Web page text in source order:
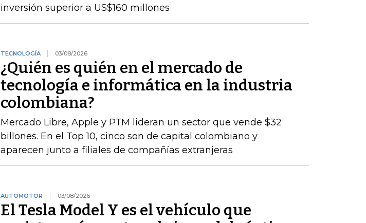
inversión superior a US$160 millones
TECNOLOGÍA 03/08/2026
¿Quién es quién en el mercado de
tecnología e informática en la industria
colombiana?
Mercado Libre, Apple y PTM lideran un sector que vende $32
billones. En el Top 10, cinco son de capital colombiano y
aparecen junto a filiales de compañías extranjeras
AUTOMOTOR 03/08/2026
El Tesla Model Y es el vehículo que